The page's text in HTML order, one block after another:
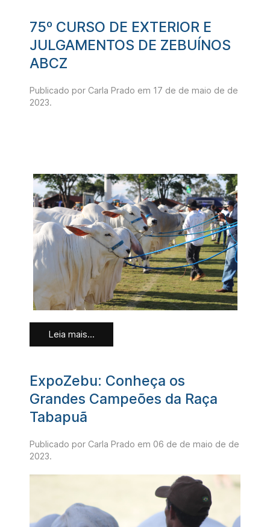
75º CURSO DE EXTERIOR E
JULGAMENTOS DE ZEBUÍNOS
ABCZ
Publicado por Carla Prado em 17 de de maio de de
2023.
Leia mais...
ExpoZebu: Conheça os
Grandes Campeões da Raça
Tabapuã
Publicado por Carla Prado em 06 de de maio de de
2023.